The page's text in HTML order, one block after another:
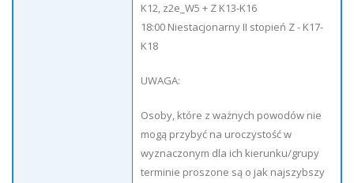
K12, z2e_W5 + Z K13-K16
18:00 Niestacjonarny II stopień Z - K17-
K18
UWAGA:
Osoby, które z ważnych powodów nie
mogą przybyć na uroczystość w
wyznaczonym dla ich kierunku/grupy
terminie proszone są o jak najszybszy